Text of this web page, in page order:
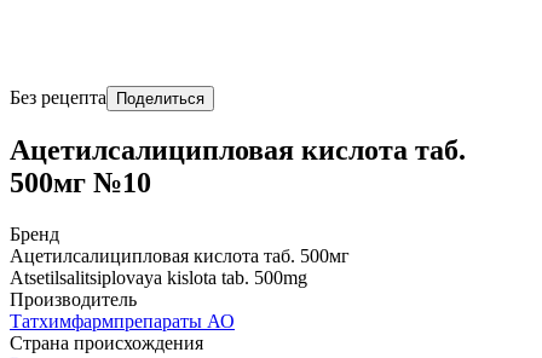
Без рецепта Поделиться
Ацетилсалиципловая кислота таб.
500мг №10
Бренд
Ацетилсалиципловая кислота таб. 500мг
Atsetilsalitsiplovaya kislota tab. 500mg
Производитель
Татхимфармпрепараты АО
Страна происхождения